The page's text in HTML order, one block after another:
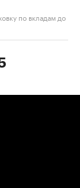
по вкладам до